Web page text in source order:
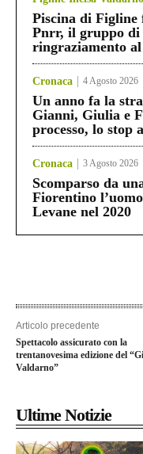
Piscina di Figline
Pnrr, il gruppo
ringraziamento
Cronaca 4 Agosto 2026
Un anno fa la
Gianni, Giulia e
processo, lo stop
Cronaca 3 Agosto 2026
Scomparso da
Fiorentino
Levane nel 2020
Articolo precedente
Spettacolo assicurato con la
trentanovesima edizione del
Valdarno”
Ultime Notizie